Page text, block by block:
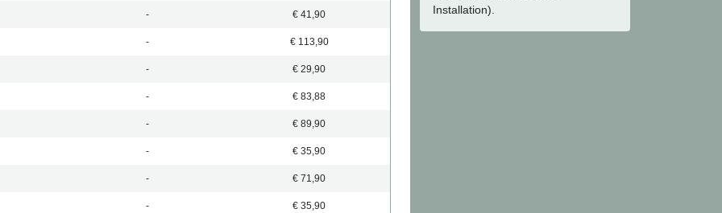
- € 41,90
- € 113,90
- € 29,90
- € 83,88
- € 89,90
- € 35,90
- € 71,90
- € 35,90
Installation).